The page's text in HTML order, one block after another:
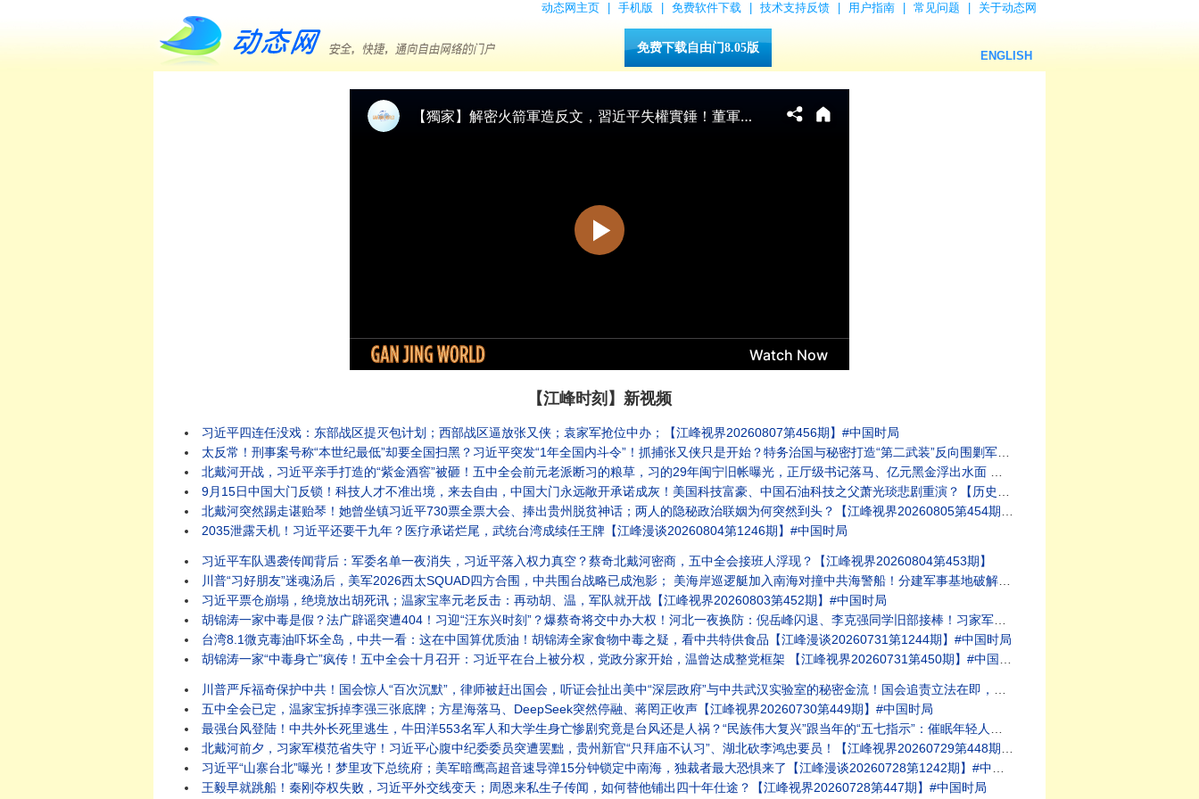
动态网主页 手机版 免费软件下载 技术支持反馈 用户指南 常见问题 关于动态网
免费下载自由门8.05版
ENGLISH
【江峰时刻】新视频
习近平四连任没戏：东部战区提灭包计划；西部战区逼放张又侠；袁家军抢位中办；【江峰视界20260807第456期】#中国时局
太反常！刑事案号称“本世纪最低”却要全国扫黑？习近平突发“1年全国内斗令”！抓捕张又侠只是开始？特务治国与秘密打造“第二武装”反向围剿军队【江峰漫谈20260806第1247期】#中国时局
北戴河开战，习近平亲手打造的“紫金酒窖”被砸！五中全会前元老派断习的粮草，习的29年闽宁旧帐曝光，正厅级书记落马、亿元黑金浮出水面 【江峰视界20260806第455期】#中国时局
9月15日中国大门反锁！科技人才不准出境，来去自由，中国大门永远敞开承诺成灰！美国科技富豪、中国石油科技之父萧光琰悲剧重演？【历史上的今天20260805第414期】#中国时局
北戴河突然踢走谌贻琴！她曾坐镇习近平730票全票大会、捧出贵州脱贫神话；两人的隐秘政治联姻为何突然到头？【江峰视界20260805第454期】#中国时局
2035泄露天机！习近平还要干九年？医疗承诺烂尾，武统台湾成续任王牌【江峰漫谈20260804第1246期】#中国时局
习近平车队遇袭传闻背后：军委名单一夜消失，习近平落入权力真空？蔡奇北戴河密商，五中全会接班人浮现？【江峰视界20260804第453期】
川普“习好朋友”迷魂汤后，美军2026西太SQUAD四方合围，中共围台战略已成泡影； 美海岸巡逻艇加入南海对撞中共海警船！分建军事基地破解饱和攻击，暗鹰15分钟精准打击中南海【江峰漫谈 20260803第1245期】#中美对抗
习近平票仓崩塌，绝境放出胡死讯；温家宝率元老反击：再动胡、温，军队就开战【江峰视界20260803第452期】#中国时局
胡锦涛一家中毒是假？法广辟谣突遭404！习迎“汪东兴时刻”？爆蔡奇将交中办大权！河北一夜换防：倪岳峰闪退、李克强同学旧部接棒！习家军各自跳船抢滩！【江峰视界20260801第451期】#中国时局
台湾8.1微克毒油吓坏全岛，中共一看：这在中国算优质油！胡锦涛全家食物中毒之疑，看中共特供食品【江峰漫谈20260731第1244期】#中国时局
胡锦涛一家“中毒身亡”疯传！五中全会十月召开：习近平在台上被分权，党政分家开始，温曾达成整党框架 【江峰视界20260731第450期】#中国时局
川普严斥福奇保护中共！国会惊人“百次沉默”，律师被赶出国会，听证会扯出美中“深层政府”与中共武汉实验室的秘密金流！国会追责立法在即，北京怎么赔钱？美债核弹已上膛【江峰漫谈20260730第1243期】福奇国会听证会
五中全会已定，温家宝拆掉李强三张底牌；方星海落马、DeepSeek突然停融、蒋罔正收声【江峰视界20260730第449期】#中国时局
最强台风登陆！中共外长死里逃生，牛田洋553名军人和大学生身亡惨剧究竟是台风还是人祸？“民族伟大复兴”跟当年的“五七指示”：催眠年轻人的宏大叙事总带来人间悲剧【历史上的今天20260729第413期】#中国时局
北戴河前夕，习家军模范省失守！习近平心腹中纪委委员突遭罢黜，贵州新官“只拜庙不认习”、湖北砍李鸿忠要员！【江峰视界20260729第448期】#中国时局
习近平“山寨台北”曝光！梦里攻下总统府；美军暗鹰高超音速导弹15分钟锁定中南海，独裁者最大恐惧来了【江峰漫谈20260728第1242期】#中美对抗
王毅早就跳船！秦刚夺权失败，习近平外交线变天；周恩来私生子传闻，如何替他铺出四十年仕途？【江峰视界20260728第447期】#中国时局